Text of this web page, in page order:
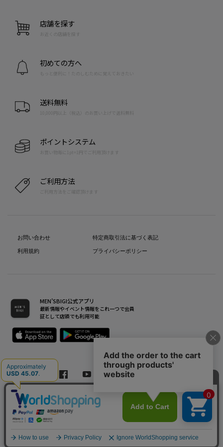
店舗を探す
お近くの店舗を探す
初めての方へ
もっと便利に！たのしむために覚えておきたい
送料無料
10,000円以上（税込）のお買い上げで送料無料
ポイントシステム
お買い物毎に1pt=1円でご利用頂けます
ご利用方法
ご利用方法をご確認頂けます
お問い合わせ
利用規約
特定商取引法に基づく表記
プライバシーポリシー
MEN’SBIGI公式アプリ
最新情報やイベント情報をこれ一つで会員
証として店頭でも利用可能
Copyright(C) Bigi Co.,Ltd.All Rights Reserved.